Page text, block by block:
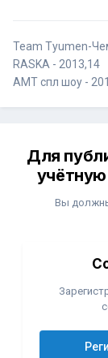
Team Tyumen-
RASKA - 2013,14
AMT спл шоу -
Для
учётную
Вы